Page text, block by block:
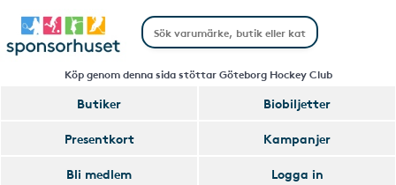
Köp genom denna sida stöttar Göteborg Hockey Club
Butiker
Biobiljetter
Presentkort
Kampanjer
Bli medlem
Logga in